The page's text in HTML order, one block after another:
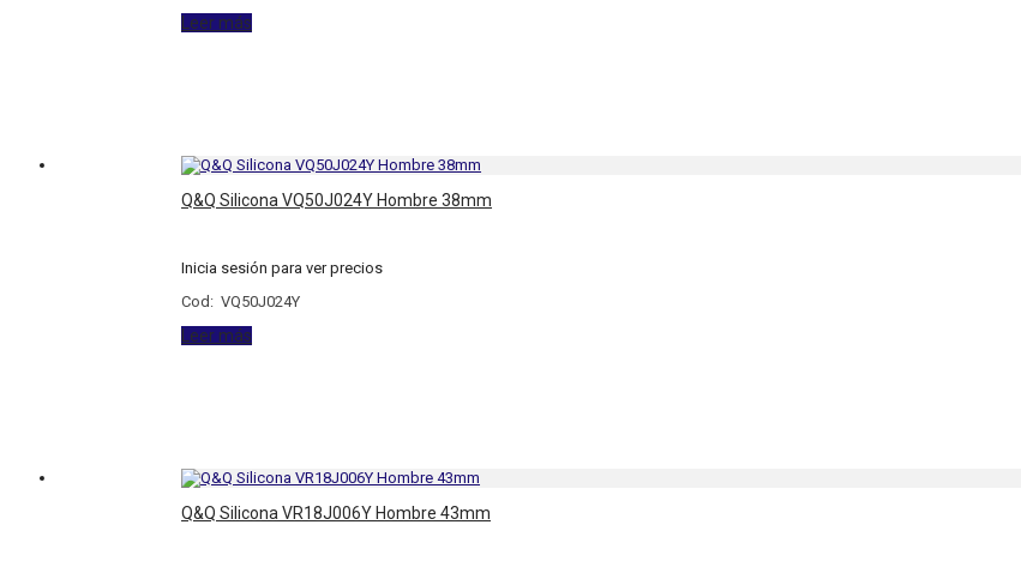
Leer más
Q&Q Silicona VQ50J024Y Hombre 38mm
Inicia sesión para ver precios
Cod: VQ50J024Y
Leer más
Q&Q Silicona VR18J006Y Hombre 43mm